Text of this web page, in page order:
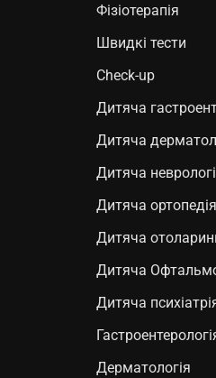
Фізіотерапія
Швидкі тести
Check-up
Дитяча
Дитяча
Дитяча
Дитяча
Дитяча
Дитяча
Дитяча
Дерматологія